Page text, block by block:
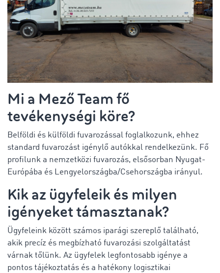
Mi a Mező Team fő
tevékenységi köre?
Belföldi és külföldi fuvarozással foglalkozunk, ehhez
standard fuvarozást igénylő autókkal rendelkezünk. Fő
profilunk a nemzetközi fuvarozás, elsősorban Nyugat-
Európába és Lengyelországba/Csehországba irányul.
Kik az ügyfeleik és milyen
igényeket támasztanak?
Ügyfeleink között számos iparági szereplő található,
akik precíz és megbízható fuvarozási szolgáltatást
várnak tőlünk. Az ügyfelek legfontosabb igénye a
pontos tájékoztatás és a hatékony logisztikai